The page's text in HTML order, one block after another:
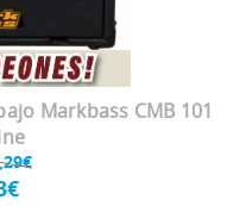
Markbass CMB 101